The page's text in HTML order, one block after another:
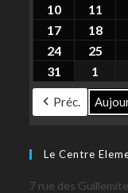
10
11
17
18
24
25
31
1
Préc.
Le Centre
7 rue des